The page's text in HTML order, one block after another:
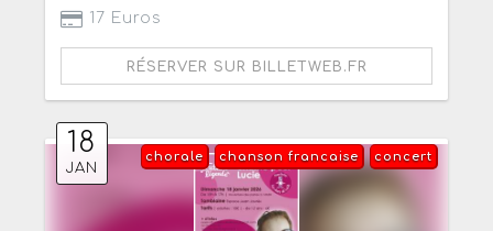
17 Euros
RÉSERVER SUR BILLETWEB.FR
18
JAN
concert
chanson francaise
chorale